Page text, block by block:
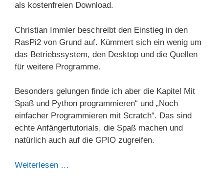
als kostenfreien Download.
Christian Immler beschreibt den Einstieg in den
RasPi2 von Grund auf. Kümmert sich ein wenig um
das Betriebssystem, den Desktop und die Quellen
für weitere Programme.
Besonders gelungen finde ich aber die Kapitel Mit
Spaß und Python programmieren“ und „Noch
einfacher Programmieren mit Scratch“. Das sind
echte Anfängertutorials, die Spaß machen und
natürlich auch auf die GPIO zugreifen.
Weiterlesen …